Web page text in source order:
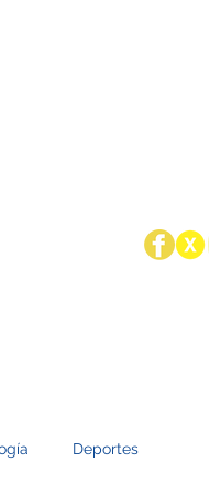
Deportes